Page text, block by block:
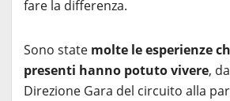
fare la differenza.
Sono state molte le esperienze
presenti hanno potuto vivere,
Direzione Gara del circuito alla